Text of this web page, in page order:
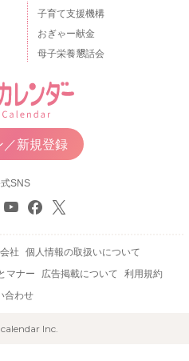
子育て支援機構
おぎゃー献金
母子栄養懇話会
／新規登録
SNS
社
個人情報の取扱いについて
マナー 広告掲載について
利用規約
合わせ
Inc.